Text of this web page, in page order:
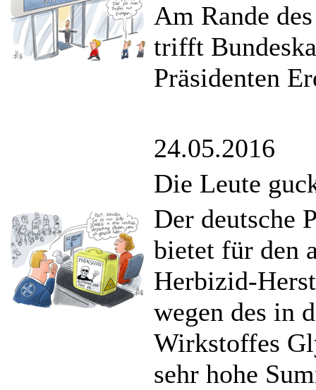
Am Rande
trifft
Präsidenten
24.05.2016
Die Leute
Der deutsche
bietet für den
Herbizid-
wegen des in
Wirkstoffes
sehr hohe